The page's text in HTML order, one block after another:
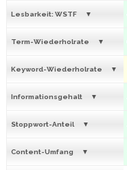
Lesbarkeit: WSTF
Term-Wiederholrate
Keyword-Wiederholrate
Informationsgehalt
Stoppwort-Anteil
Content-Umfang